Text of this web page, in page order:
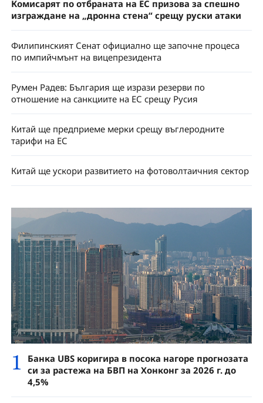
Комисарят по отбраната на ЕС призова за спешно
изграждане на „дронна стена“ срещу руски атаки
Филипинският Сенат официално ще започне процеса
по импийчмънт на вицепрезидента
Румен Радев: България ще изрази резерви по
отношение на санкциите на ЕС срещу Русия
Китай ще предприеме мерки срещу въглеродните
тарифи на ЕС
Китай ще ускори развитието на фотоволтаичния сектор
1
Банка UBS коригира в посока нагоре прогнозата
си за растежа на БВП на Хонконг за 2026 г. до
4,5%